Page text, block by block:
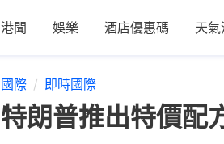
港聞 娛樂 酒店優惠碼 天氣
國際 即時國際
特朗普推出特價